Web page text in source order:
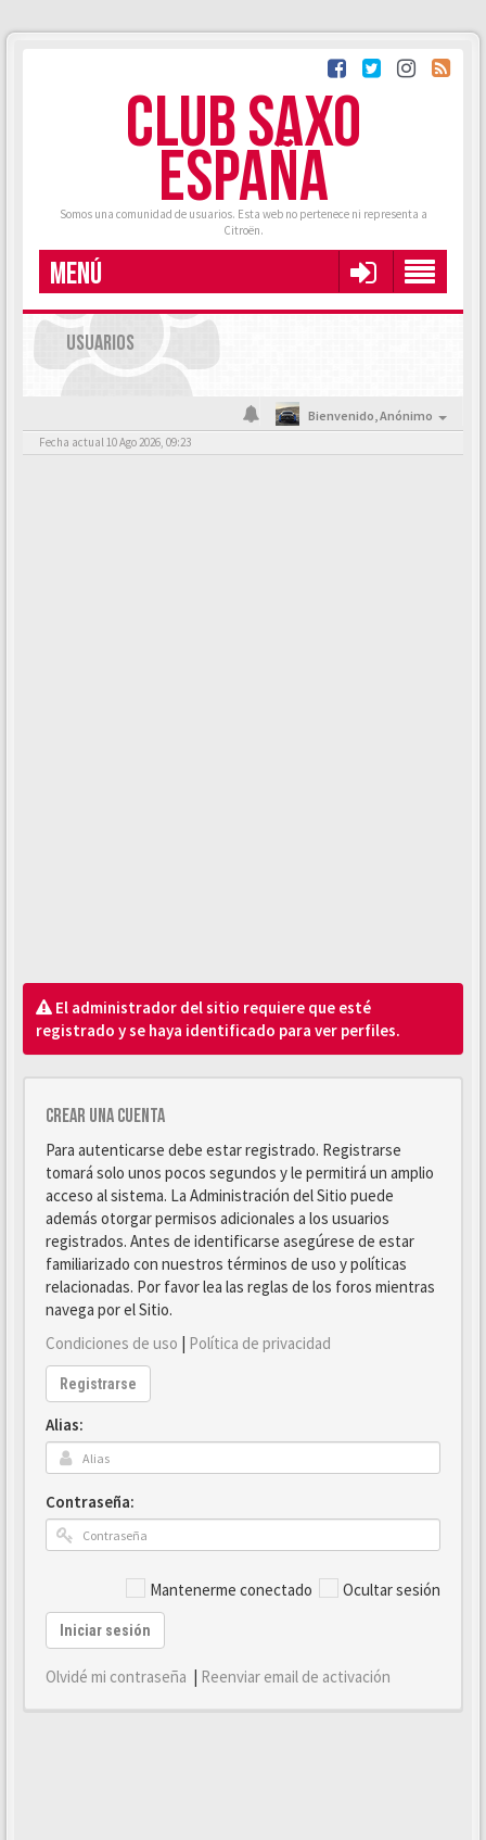
CLUB SAXO
ESPAÑA
Somos una comunidad de usuarios. Esta web no pertenece ni representa a
Citroën.
MENÚ
USUARIOS
Bienvenido,Anónimo
Fecha actual 10 Ago 2026, 09:23
El administrador del sitio requiere que esté
registrado y se haya identificado para ver perfiles.
Crear una cuenta
Para autenticarse debe estar registrado. Registrarse
tomará solo unos pocos segundos y le permitirá un amplio
acceso al sistema. La Administración del Sitio puede
además otorgar permisos adicionales a los usuarios
registrados. Antes de identificarse asegúrese de estar
familiarizado con nuestros términos de uso y políticas
relacionadas. Por favor lea las reglas de los foros mientras
navega por el Sitio.
Condiciones de uso | Política de privacidad
Registrarse
Alias:
Contraseña:
Mantenerme conectado Ocultar sesión
Iniciar sesión
Olvidé mi contraseña | Reenviar email de activación